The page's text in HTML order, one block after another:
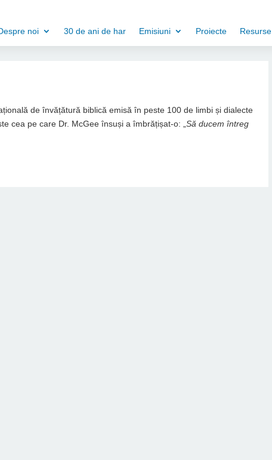
noi 30 de ani de har Emisiuni Proiecte Resurse
de învățătură biblică emisă în peste 100 de limbi și dialecte
cea pe care Dr. McGee însuși a îmbrățișat-o: „Să ducem întreg